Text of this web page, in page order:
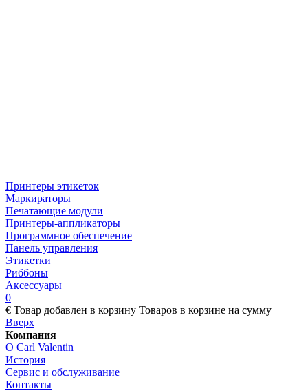
Принтеры этикеток
Маркираторы
Печатающие модули
Принтеры-аппликаторы
Программное обеспечение
Панель управления
Этикетки
Риббоны
Аксессуары
0
€ Товар добавлен в корзину Товаров в корзине на сумму
Вверх
Компания
О Carl Valentin
История
Сервис и обслуживание
Контакты